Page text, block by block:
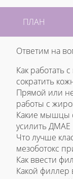
ПЛАН
Ответим на
Как работать
сократить
Прямой или
работы с
Какие мышцы
усилить ДМАЕ
Что лучше
мезоботокс
Как ввести
Какой филлер